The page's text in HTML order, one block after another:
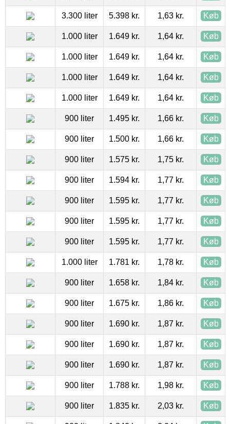
3.300 liter 5.398 kr. 1,63 kr. Køb
1.000 liter 1.649 kr. 1,64 kr. Køb
1.000 liter 1.649 kr. 1,64 kr. Køb
1.000 liter 1.649 kr. 1,64 kr. Køb
1.000 liter 1.649 kr. 1,64 kr. Køb
900 liter 1.495 kr. 1,66 kr. Køb
900 liter 1.500 kr. 1,66 kr. Køb
900 liter 1.575 kr. 1,75 kr. Køb
900 liter 1.594 kr. 1,77 kr. Køb
900 liter 1.595 kr. 1,77 kr. Køb
900 liter 1.595 kr. 1,77 kr. Køb
900 liter 1.595 kr. 1,77 kr. Køb
1.000 liter 1.781 kr. 1,78 kr. Køb
900 liter 1.658 kr. 1,84 kr. Køb
900 liter 1.675 kr. 1,86 kr. Køb
900 liter 1.690 kr. 1,87 kr. Køb
900 liter 1.690 kr. 1,87 kr. Køb
900 liter 1.690 kr. 1,87 kr. Køb
900 liter 1.788 kr. 1,98 kr. Køb
900 liter 1.835 kr. 2,03 kr. Køb